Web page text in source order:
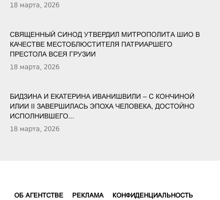
18 марта, 2026
СВЯЩЕННЫЙ СИНОД УТВЕРДИЛ МИТРОПОЛИТА ШИО В
КАЧЕСТВЕ МЕСТОБЛЮСТИТЕЛЯ ПАТРИАРШЕГО
ПРЕСТОЛА ВСЕЯ ГРУЗИИ
18 марта, 2026
БИДЗИНА И ЕКАТЕРИНА ИВАНИШВИЛИ – С КОНЧИНОЙ
ИЛИИ II ЗАВЕРШИЛАСЬ ЭПОХА ЧЕЛОВЕКА, ДОСТОЙНО
ИСПОЛНИВШЕГО...
18 марта, 2026
ОБ АГЕНТСТВЕ РЕКЛАМА КОНФИДЕНЦИАЛЬНОСТЬ